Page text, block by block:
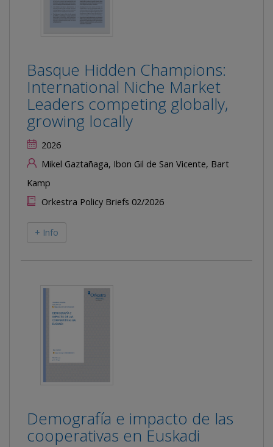
Basque Hidden Champions:
International Niche Market
Leaders competing globally,
growing locally
2026
Mikel Gaztañaga, Ibon Gil de San Vicente, Bart
Kamp
Orkestra Policy Briefs 02/2026
+ Info
Demografía e impacto de las
cooperativas en Euskadi